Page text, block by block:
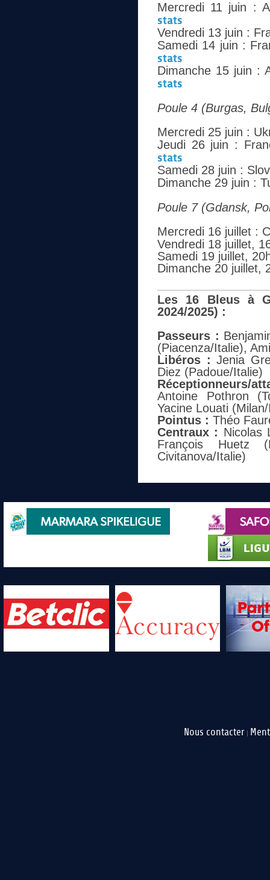
Mercredi 11 juin :
stats
Vendredi 13 juin :
Samedi 14 juin :
stats
Dimanche 15 juin :
stats
Poule 4 (Burgas,
Mercredi 25 juin :
Jeudi 26 juin :
stats
Samedi 28 juin :
Dimanche 29 juin :
Poule 7 (Gdansk,
Mercredi 16 juillet :
Vendredi 18 juillet,
Samedi 19 juillet,
Dimanche 20 juillet,
Les 16 Bleus à
2024/2025) :
Passeurs :
(Piacenza/Italie),
Libéros : Jenia
Diez (Padoue/Italie)
Réceptionneurs/
Antoine Pothron
Yacine Louati
Pointus : Théo
Centraux : Nicolas
François Huetz
Civitanova/Italie)
Nous contacter |